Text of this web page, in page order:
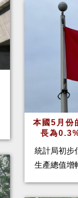
本國5月份
長為
統計局初步
生產總值增